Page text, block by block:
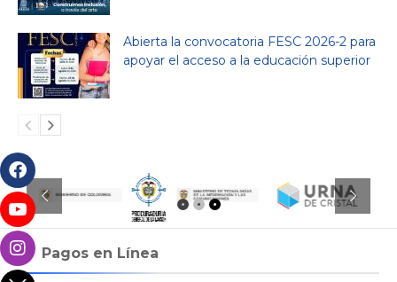
Abierta la convocatoria FESC 2026-2 para
apoyar el acceso a la educación superior
Pagos en Línea